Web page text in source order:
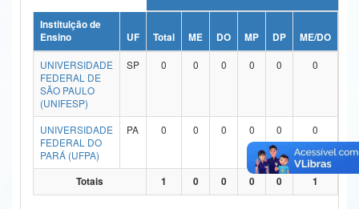
Ministério da Ciência, Tecnologia, Inovações e Comunicações
Ministério do Meio Ambiente
Ministério do Turismo
Ministério do Desenvolvimento Regional
Controladoria-Geral da União
Ministério da Mulher, da Família e dos Direitos Humanos
Instituição de
Ensino
UF Total ME DO MP DP ME/DO
UNIVERSIDADE
FEDERAL DE
SÃO PAULO
(UNIFESP)
SP 0 0 0 0 0 0
UNIVERSIDADE
FEDERAL DO
PARÁ (UFPA)
PA 0 0 0 0 0 0
Totais 1 0 0 0 0 1